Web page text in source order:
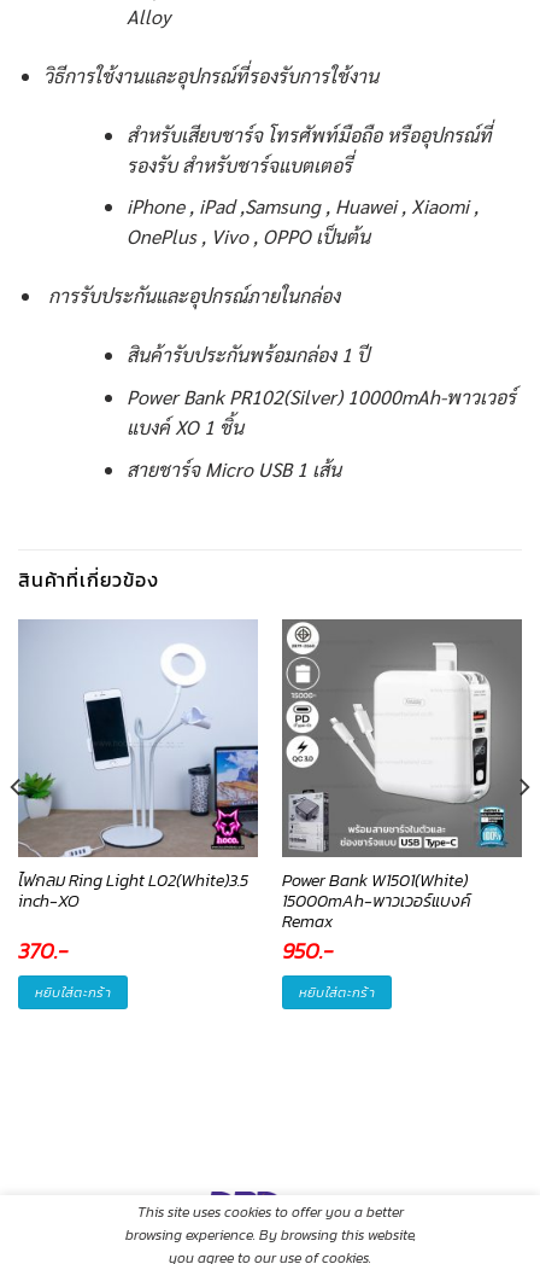
Alloy
วิธีการใช้งานและอุปกรณ์ที่รองรับการใช้งาน
สำหรับเสียบชาร์จ โทรศัพท์มือถือ หรืออุปกรณ์ที่
รองรับ สำหรับชาร์จแบตเตอรี่
iPhone , iPad ,Samsung , Huawei , Xiaomi ,
OnePlus , Vivo , OPPO เป็นต้น
การรับประกันและอุปกรณ์ภายในกล่อง
สินค้ารับประกันพร้อมกล่อง 1 ปี
Power Bank PR102(Silver) 10000mAh-พาวเวอร์
แบงค์ XO 1 ชิ้น
สายชาร์จ Micro USB 1 เส้น
สินค้าที่เกี่ยวข้อง
ไฟกลม Ring Light L02(White)3.5
inch-XO
370.-
หยิบใส่ตะกร้า
Power Bank W1501(White)
15000mAh-พาวเวอร์แบงค์
Remax
950.-
หยิบใส่ตะกร้า
This site uses cookies to offer you a better
browsing experience. By browsing this website,
you agree to our use of cookies.